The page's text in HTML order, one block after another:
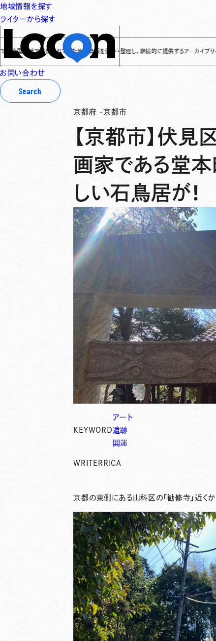
地域情報を探す
ライターから探す
お問い合わせ
Search
で発信されてきた地域情報を保存・整理し、継続的に提供するアーカイブサイトです✌
京都府 -京都市
【京都市】伏見
画家である堂
しい石鳥居が！
KEYWORD
アート
遺跡
開運
WRITER RICA
京都の東側にある山科区の「勧修寺」近く